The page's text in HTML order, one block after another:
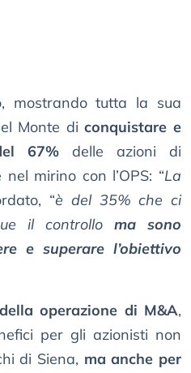
mostrando tutta la sua
Monte diconquistare e
67% delle azioni di
mirino con l’OPS: “La
“è del 35% che ci
il controllo ma sono
e superare l’obiettivo
operazione di M&A,
per gli azionisti non
di Siena, ma anche per